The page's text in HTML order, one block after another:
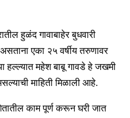
हुळंद गावाबाहेर बुधवारी
एका २५ वर्षीय तरुणावर
हल्ल्यात महेश बाबू गावडे हे जखमी
माहिती मिळाली आहे.
काम पूर्ण करून घरी जात